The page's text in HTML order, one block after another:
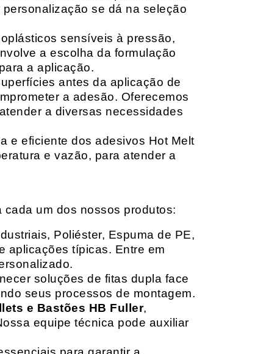
se dá na seleção
sensíveis à pressão,
a escolha da formulação
a aplicação.
antes da aplicação de
a adesão. Oferecemos
a diversas necessidades
e eficiente dos adesivos Hot Melt
e vazão, para atender a
um dos nossos produtos:
Poliéster, Espuma de PE,
aplicações típicas. Entre em
soluções de fitas dupla face
seus processos de montagem.
e Bastões HB Fuller,
equipe técnica pode auxiliar